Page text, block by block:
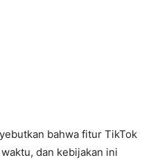
bahwa fitur TikTok
dan kebijakan ini